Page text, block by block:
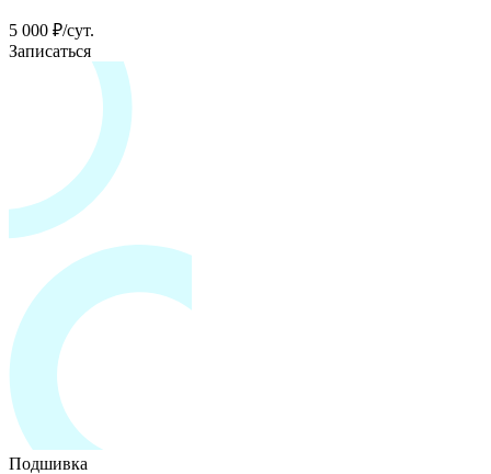
5 000 ₽/сут.
Записаться
Подшивка